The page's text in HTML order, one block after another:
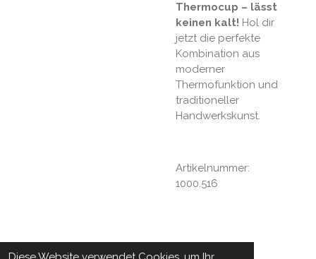
Thermocup – lässt
keinen kalt! Hol dir
jetzt die perfekte
Kombination aus
moderner
Thermofunktion und
traditioneller
Handwerkskunst.
Artikelnummer:
1000.516